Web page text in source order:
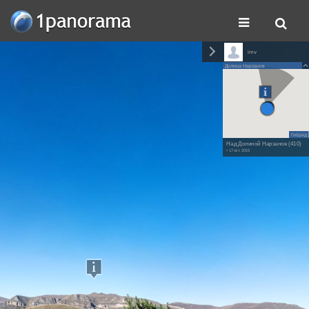
imv
Долина Нарзанов
Гибрид
Над Долиной Нарзанов (410)
• 17 окт. 2015